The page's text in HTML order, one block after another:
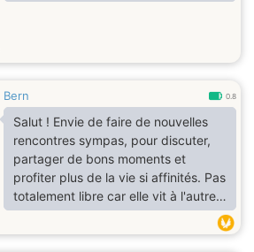
Bern 0.8
Salut ! Envie de faire de nouvelles
rencontres sympas, pour discuter,
partager de bons moments et
profiter plus de la vie si affinités. Pas
totalement libre car elle vit à l'autre
bout du monde, mais la distance
nous sépare et la solitude pèse